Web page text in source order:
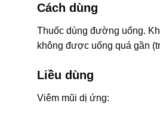
Cách dùng
Thuốc dùng đường uống.
không được uống quá gần
Liều dùng
Viêm mũi dị ứng: